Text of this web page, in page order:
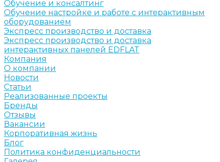
Обучение и консалтинг
Обучение настройке и работе с интерактивным
оборудованием
Экспресс производство и доставка
Экспресс производство и доставка
интерактивных панелей EDFLAT
Компания
О компании
Новости
Статьи
Реализованные проекты
Бренды
Отзывы
Вакансии
Корпоративная жизнь
Блог
Политика конфиденциальности